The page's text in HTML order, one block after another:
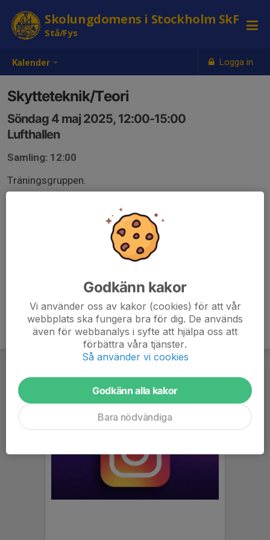
Kalender Logga in
Skolungdomens i Stockholm SkF
Stå/Fys
Skytteteknik/Teori
Söndag 4 maj 2025, 12:00-15:00
Lufthallen
Samling: 12:00
Träningsgruppen.
Godkänn kakor
Vi använder oss av kakor (cookies) för att vår
webbplats ska fungera bra för dig. De används
även för webbanalys i syfte att hjälpa oss att
förbättra våra tjänster.
Så använder vi cookies
Godkänn alla kakor
Bara nödvändiga